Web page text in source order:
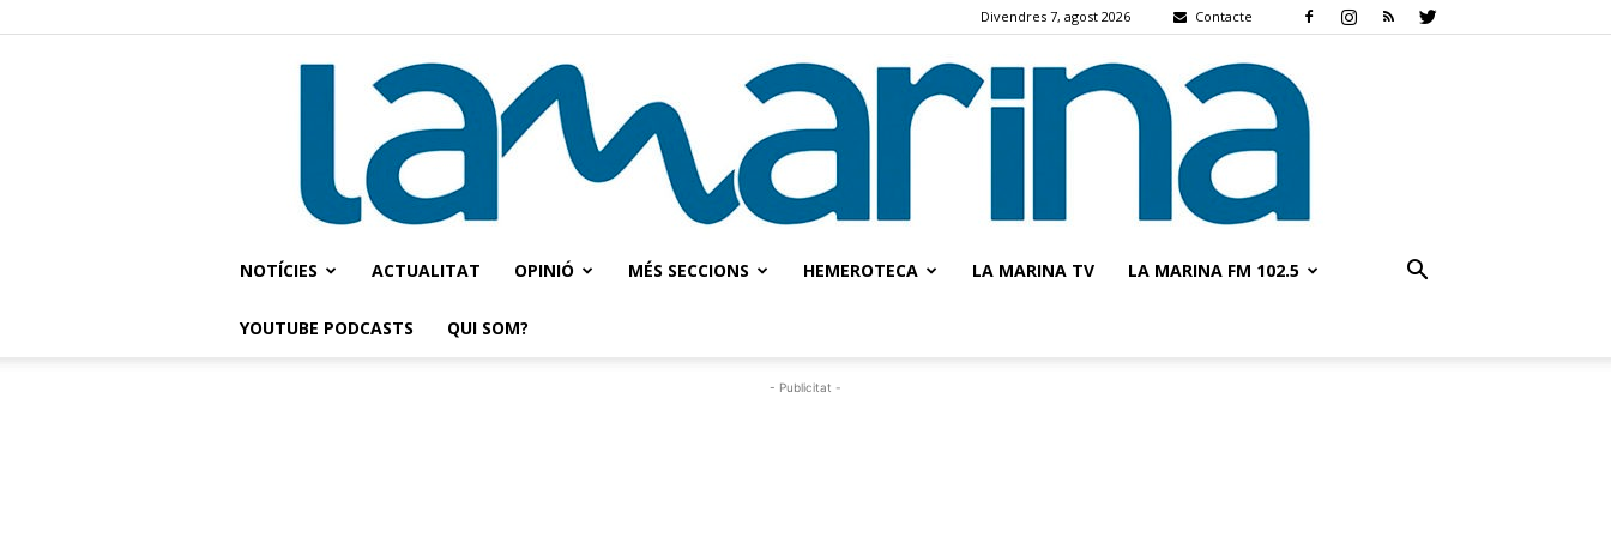
Divendres 7, agost 2026 Contacte
NOTÍCIES ACTUALITAT OPINIÓ MÉS SECCIONS HEMEROTECA LA MARINA TV LA MARINA FM 102.5
YOUTUBE PODCASTS QUI SOM?
- Publicitat -